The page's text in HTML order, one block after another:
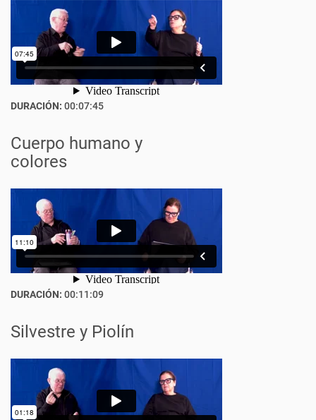
DURACIÓN: 00:07:45
Cuerpo humano y
colores
DURACIÓN: 00:11:09
Silvestre y Piolín